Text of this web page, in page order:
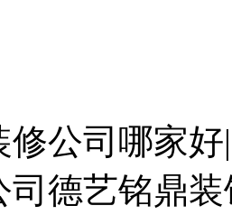
修公司哪家
司德艺铭鼎